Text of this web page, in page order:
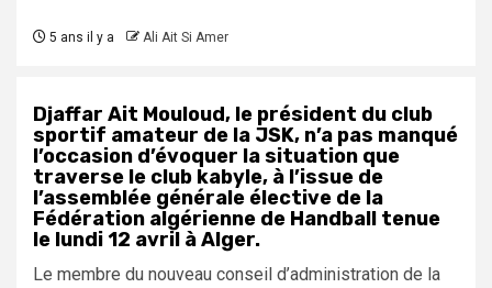
5 ans il y a Ali Ait Si Amer
Djaffar Ait Mouloud, le président du club
sportif amateur de la JSK, n’a pas manqué
l’occasion d’évoquer la situation que
traverse le club kabyle, à l’issue de
l’assemblée générale élective de la
Fédération algérienne de Handball tenue
le lundi 12 avril à Alger.
Le membre du nouveau conseil d’administration de la